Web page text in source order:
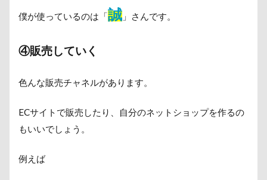
僕が使っているのは「誠 」さんです。
④販売していく
色んな販売チャネルがあります。
ECサイトで販売したり、自分のネットショップを作るの
もいいでしょう。
例えば